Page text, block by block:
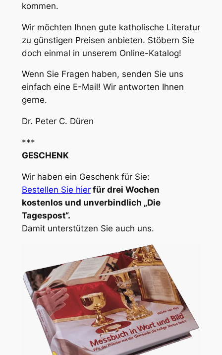
kommen.
Wir möchten Ihnen gute katholische Literatur
zu günstigen Preisen anbieten. Stöbern Sie
doch einmal in unserem Online-Katalog!
Wenn Sie Fragen haben, senden Sie uns
einfach eine E-Mail! Wir antworten Ihnen
gerne.
Dr. Peter C. Düren
***
GESCHENK
Wir haben ein Geschenk für Sie:
Bestellen Sie hier für drei Wochen
kostenlos und unverbindlich „Die
Tagespost“.
Damit unterstützen Sie auch uns.